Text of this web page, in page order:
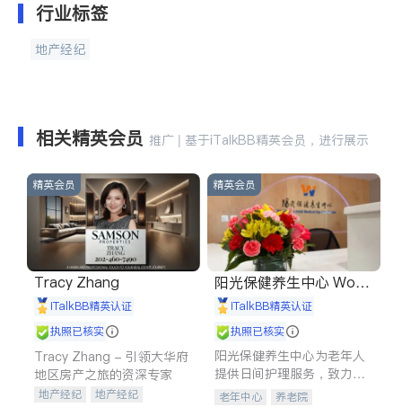
行业标签
地产经纪
相关精英会员 推广 | 基于iTalkBB精英会员，进行展示
精英会员
Tracy Zhang
iTalkBB精英认证
执照已核实
Tracy Zhang - 引领大华府
地区房产之旅的资深专家
地产经纪
地产经纪
精英会员
阳光保健养生中心 World
shine
iTalkBB精英认证
执照已核实
阳光保健养生中心为老年人
提供日间护理服务，致力于
通过持续的护理创新来有效
老年中心 养老院